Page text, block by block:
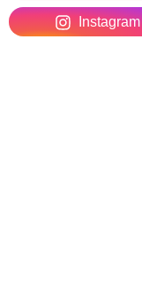
Instagram